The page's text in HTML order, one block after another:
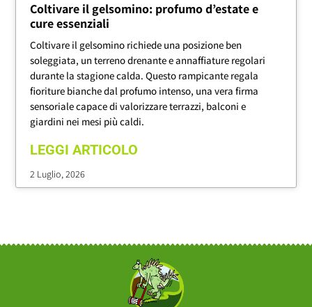
Coltivare il gelsomino: profumo d’estate e
cure essenziali
Coltivare il gelsomino richiede una posizione ben
soleggiata, un terreno drenante e annaffiature regolari
durante la stagione calda. Questo rampicante regala
fioriture bianche dal profumo intenso, una vera firma
sensoriale capace di valorizzare terrazzi, balconi e
giardini nei mesi più caldi.
LEGGI ARTICOLO
2 Luglio, 2026